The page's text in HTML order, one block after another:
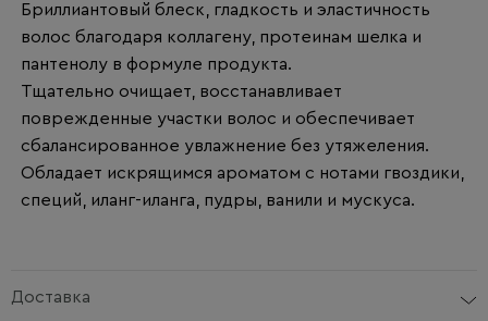
Бриллиантовый блеск, гладкость и эластичность
волос благодаря коллагену, протеинам шелка и
пантенолу в формуле продукта.
Тщательно очищает, восстанавливает
поврежденные участки волос и обеспечивает
сбалансированное увлажнение без утяжеления.
Обладает искрящимся ароматом с нотами гвоздики,
специй, иланг-иланга, пудры, ванили и мускуса.
Доставка